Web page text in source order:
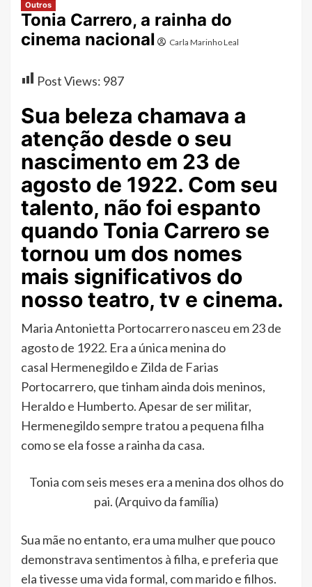
Outros
Tonia Carrero, a rainha do
cinema nacional
Carla Marinho Leal
Post Views: 987
Sua beleza chamava a
atenção desde o seu
nascimento em 23 de
agosto de 1922. Com seu
talento, não foi espanto
quando Tonia Carrero se
tornou um dos nomes
mais significativos do
nosso teatro, tv e cinema.
Maria Antonietta Portocarrero nasceu em 23 de
agosto de 1922. Era a única menina do
casal Hermenegildo e Zilda de Farias
Portocarrero, que tinham ainda dois meninos,
Heraldo e Humberto. Apesar de ser militar,
Hermenegildo sempre tratou a pequena filha
como se ela fosse a rainha da casa.
Tonia com seis meses era a menina dos olhos do
pai. (Arquivo da família)
Sua mãe no entanto, era uma mulher que pouco
demonstrava sentimentos à filha, e preferia que
ela tivesse uma vida formal, com marido e filhos.